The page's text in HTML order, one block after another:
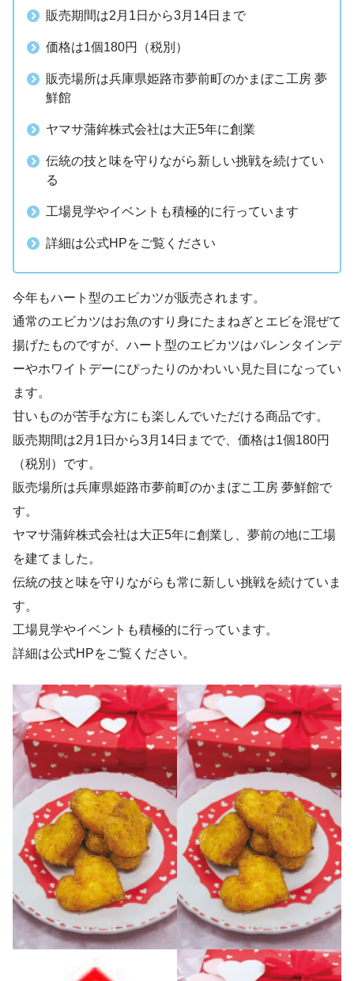
販売期間は2月1日から3月14日まで
価格は1個180円（税別）
販売場所は兵庫県姫路市夢前町のかまぼこ工房 夢
鮮館
ヤマサ蒲鉾株式会社は大正5年に創業
伝統の技と味を守りながら新しい挑戦を続けてい
る
工場見学やイベントも積極的に行っています
詳細は公式HPをご覧ください
今年もハート型のエビカツが販売されます。
通常のエビカツはお魚のすり身にたまねぎとエビを混ぜて
揚げたものですが、ハート型のエビカツはバレンタインデ
ーやホワイトデーにぴったりのかわいい見た目になってい
ます。
甘いものが苦手な方にも楽しんでいただける商品です。
販売期間は2月1日から3月14日までで、価格は1個180円
（税別）です。
販売場所は兵庫県姫路市夢前町のかまぼこ工房 夢鮮館で
す。
ヤマサ蒲鉾株式会社は大正5年に創業し、夢前の地に工場
を建てました。
伝統の技と味を守りながらも常に新しい挑戦を続けていま
す。
工場見学やイベントも積極的に行っています。
詳細は公式HPをご覧ください。